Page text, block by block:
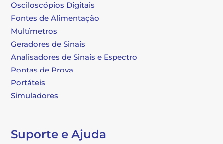
Osciloscópios Digitais
Fontes de Alimentação
Multímetros
Geradores de Sinais
Analisadores de Sinais e Espectro
Pontas de Prova
Portáteis
Simuladores
Suporte e Ajuda